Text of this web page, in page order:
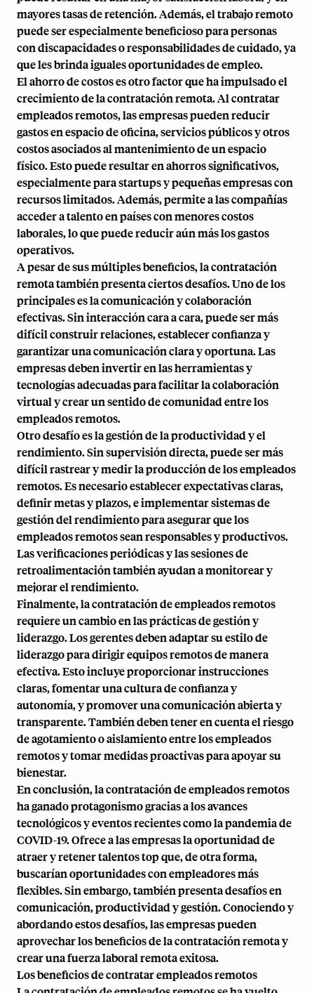
mayores tasas de retención. Además, el trabajo remoto
puede ser especialmente beneficioso para personas
con discapacidades o responsabilidades de cuidado, ya
que les brinda iguales oportunidades de empleo.
El ahorro de costos es otro factor que ha impulsado el
crecimiento de la contratación remota. Al contratar
empleados remotos, las empresas pueden reducir
gastos en espacio de oficina, servicios públicos y otros
costos asociados al mantenimiento de un espacio
físico. Esto puede resultar en ahorros significativos,
especialmente para startups y pequeñas empresas con
recursos limitados. Además, permite a las compañías
acceder a talento en países con menores costos
laborales, lo que puede reducir aún más los gastos
operativos.
A pesar de sus múltiples beneficios, la contratación
remota también presenta ciertos desafíos. Uno de los
principales es la comunicación y colaboración
efectivas. Sin interacción cara a cara, puede ser más
difícil construir relaciones, establecer confianza y
garantizar una comunicación clara y oportuna. Las
empresas deben invertir en las herramientas y
tecnologías adecuadas para facilitar la colaboración
virtual y crear un sentido de comunidad entre los
empleados remotos.
Otro desafío es la gestión de la productividad y el
rendimiento. Sin supervisión directa, puede ser más
difícil rastrear y medir la producción de los empleados
remotos. Es necesario establecer expectativas claras,
definir metas y plazos, e implementar sistemas de
gestión del rendimiento para asegurar que los
empleados remotos sean responsables y productivos.
Las verificaciones periódicas y las sesiones de
retroalimentación también ayudan a monitorear y
mejorar el rendimiento.
Finalmente, la contratación de empleados remotos
requiere un cambio en las prácticas de gestión y
liderazgo. Los gerentes deben adaptar su estilo de
liderazgo para dirigir equipos remotos de manera
efectiva. Esto incluye proporcionar instrucciones
claras, fomentar una cultura de confianza y
autonomía, y promover una comunicación abierta y
transparente. También deben tener en cuenta el riesgo
de agotamiento o aislamiento entre los empleados
remotos y tomar medidas proactivas para apoyar su
bienestar.
En conclusión, la contratación de empleados remotos
ha ganado protagonismo gracias a los avances
tecnológicos y eventos recientes como la pandemia de
COVID-19. Ofrece a las empresas la oportunidad de
atraer y retener talentos top que, de otra forma,
buscarían oportunidades con empleadores más
flexibles. Sin embargo, también presenta desafíos en
comunicación, productividad y gestión. Conociendo y
abordando estos desafíos, las empresas pueden
aprovechar los beneficios de la contratación remota y
crear unafuerza laboral remotaexitosa.
Los beneficios de contratar empleados remotos